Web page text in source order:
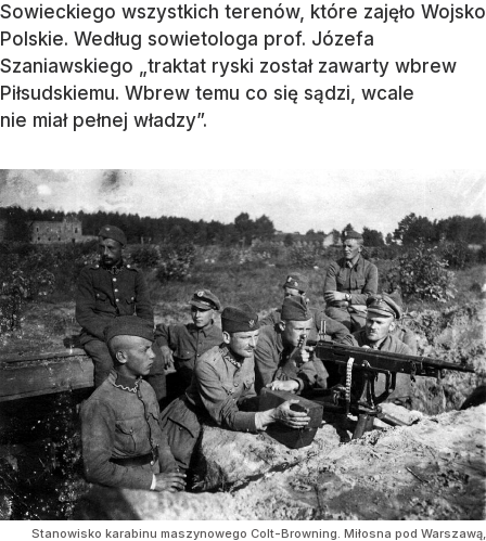
Sowieckiego wszystkich terenów, które zajęło Wojsko
Polskie. Według sowietologa prof. Józefa
Szaniawskiego „traktat ryski został zawarty wbrew
Piłsudskiemu. Wbrew temu co się sądzi, wcale
nie miał pełnej władzy”.
Stanowisko karabinu maszynowego Colt-Browning. Miłosna pod Warszawą,